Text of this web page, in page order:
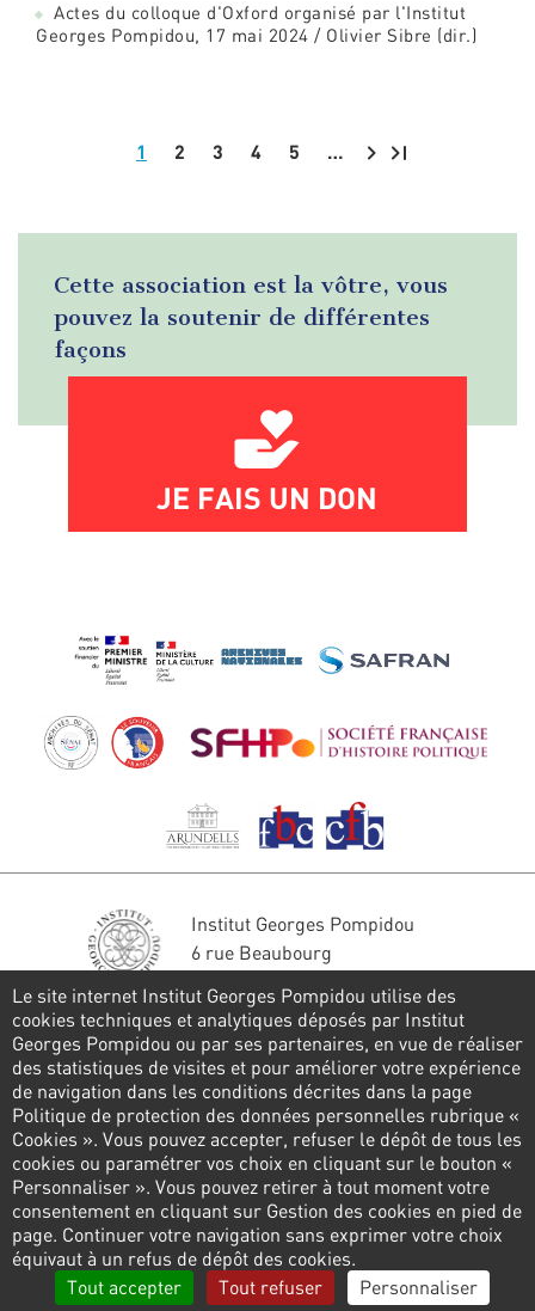
Actes du colloque d'Oxford organisé par l'Institut
Georges Pompidou, 17 mai 2024 / Olivier Sibre (dir.)
1 2 3 4 5 …
Cette association est la vôtre, vous
pouvez la soutenir de différentes
façons
JE FAIS UN DON
Institut Georges Pompidou
6 rue Beaubourg
Tél. : 01 44 78 41 22
Restons en contact
FORMULAIRE DE CONTACT
Suivez-nous
Pied
Politique de confidentialité Gestion des cookies
Le site internet Institut Georges Pompidou utilise des
cookies techniques et analytiques déposés par Institut
Georges Pompidou ou par ses partenaires, en vue de réaliser
des statistiques de visites et pour améliorer votre expérience
de navigation dans les conditions décrites dans la page
Politique de protection des données personnelles rubrique «
Cookies ». Vous pouvez accepter, refuser le dépôt de tous les
cookies ou paramétrer vos choix en cliquant sur le bouton «
Personnaliser ». Vous pouvez retirer à tout moment votre
consentement en cliquant sur Gestion des cookies en pied de
page. Continuer votre navigation sans exprimer votre choix
équivaut à un refus de dépôt des cookies.
Tout accepter
Tout refuser Personnaliser